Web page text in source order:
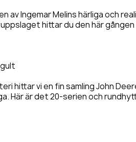
av Ingemar Melins härliga och
hittar du den här gången
hittar vi en fin samling John
Här är det 20-serien och